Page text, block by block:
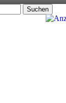
für das